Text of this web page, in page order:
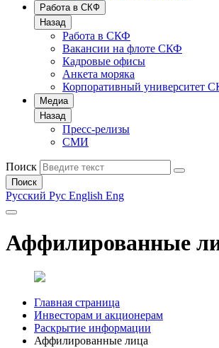
Работа в СКФ
Назад
Работа в СКФ
Вакансии на флоте СКФ
Кадровые офисы
Анкета моряка
Корпоративный университет
Медиа
Назад
Пресс-релизы
СМИ
Поиск
Поиск
Русский Рус English Eng
Аффилированные
Главная страница
Инвесторам и акционерам
Раскрытие информации
Аффилированные лица